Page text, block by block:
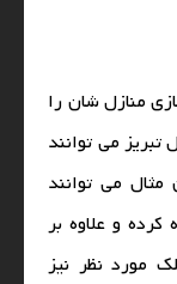
منازل شان را
تبریز می‌ توانند
مثال می‌ توانند
و علاوه بر
مورد نظر نیز